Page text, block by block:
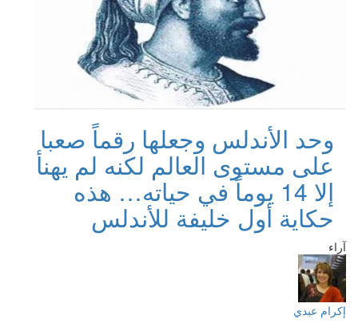
وحد الأندلس وجعلها رقماً صعبا
على مستوى العالم لكنه لم يهنأ
إلا 14 يوماً في حياته… هذه
حكاية أول خليفة للأندلس
آراء
إكرام عبدي